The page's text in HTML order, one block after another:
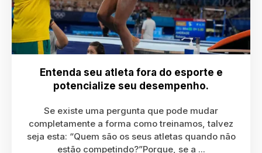
Entenda seu atleta fora do esporte e
potencialize seu desempenho.
Se existe uma pergunta que pode mudar
completamente a forma como treinamos, talvez
seja esta: “Quem são os seus atletas quando não
estão competindo?”Porque, se a ...